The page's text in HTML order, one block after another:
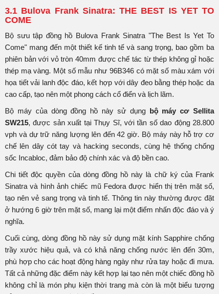
3.1 Bulova Frank Sinatra: THE BEST IS YET TO
COME
Bộ sưu tập đồng hồ Bulova Frank Sinatra "The Best Is Yet To
Come" mang đến một thiết kế tinh tế và sang trọng, bao gồm ba
phiên bản với vỏ tròn 40mm được chế tác từ thép không gỉ hoặc
thép mạ vàng. Một số mẫu như 96B346 có mặt số màu xám với
họa tiết vải lanh độc đáo, kết hợp với dây đeo bằng thép hoặc da
cao cấp, tạo nên một phong cách cổ điển và lịch lãm.
Bộ máy của dòng đồng hồ này sử dụng bộ máy cơ Sellita
SW215, được sản xuất tại Thụy Sĩ, với tần số dao động 28.800
vph và dự trữ năng lượng lên đến 42 giờ. Bộ máy này hỗ trợ cơ
chế lên dây cót tay và hacking seconds, cùng hệ thống chống
sốc Incabloc, đảm bảo độ chính xác và độ bền cao.
Chi tiết độc quyền của dòng đồng hồ này là chữ ký của Frank
Sinatra và hình ảnh chiếc mũ Fedora được hiển thị trên mặt số,
tạo nên vẻ sang trọng và tinh tế. Thông tin này thường được đặt
ở hướng 6 giờ trên mặt số, mang lại một điểm nhấn độc đáo và ý
nghĩa.
Cuối cùng, dòng đồng hồ này sử dụng mặt kính Sapphire chống
trầy xước hiệu quả, và có khả năng chống nước lên đến 30m,
phù hợp cho các hoạt động hàng ngày như rửa tay hoặc đi mưa.
Tất cả những đặc điểm này kết hợp lại tạo nên một chiếc đồng hồ
không chỉ là món phụ kiện thời trang mà còn là một biểu tượng